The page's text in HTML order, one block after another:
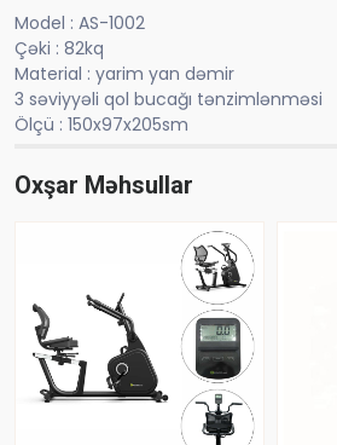
Model : AS-1002
Çəki : 82kq
Material : yarim yan dəmir
3 səviyyəli qol bucağı tənzimlənməsi
Ölçü : 150x97x205sm
Oxşar Məhsullar